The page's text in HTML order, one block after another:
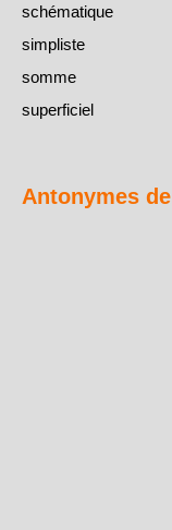
schématique
simpliste
somme
superficiel
Antonymes de